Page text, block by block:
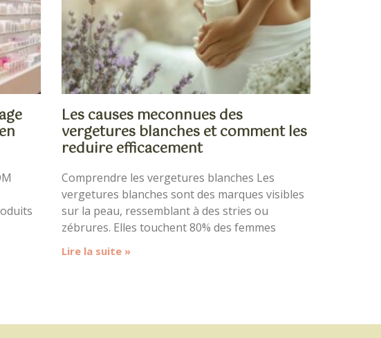
Les causes meconnues des
vergetures blanches et comment les
reduire efficacement
Comprendre les vergetures blanches Les
vergetures blanches sont des marques visibles
sur la peau, ressemblant à des stries ou
zébrures. Elles touchent 80% des femmes
Lire la suite »